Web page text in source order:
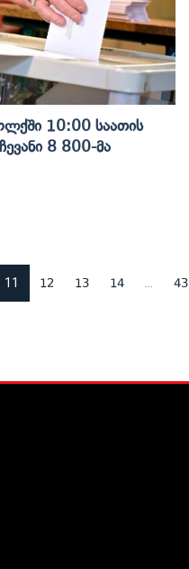
10:00 Საათის
8 800-Მა
11 12 13 14 43